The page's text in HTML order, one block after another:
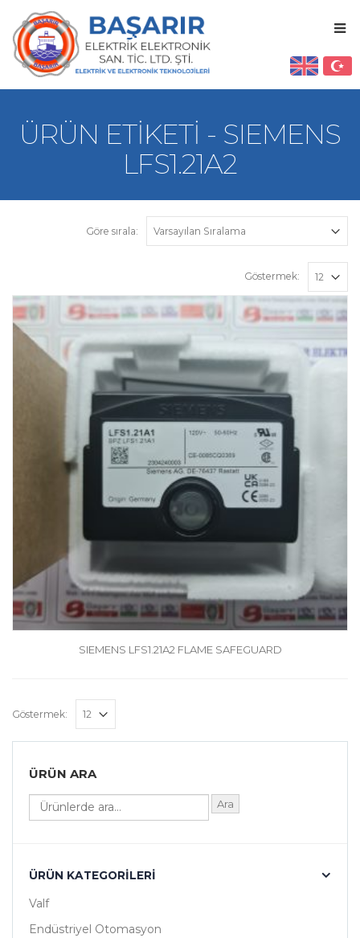
ÜRÜN ETIKETI - SIEMENS
LFS1.21A2
Göre sırala:
Göstermek:
SIEMENS LFS1.21A2 FLAME SAFEGUARD
Göstermek:
ÜRÜN ARA
Ara
ÜRÜN KATEGORILERI
Valf
Endüstriyel Otomasyon